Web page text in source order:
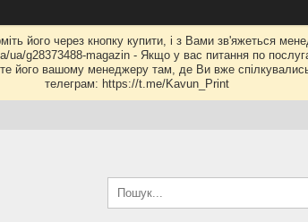
його через кнопку купити, і з Вами зв'яжеться
ua/g28373488-magazin - Якщо у вас питання по
його вашому менеджеру там, де Ви вже
телеграм: https://t.me/Kavun_Print